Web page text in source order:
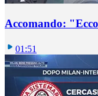
Accomando:
01:51